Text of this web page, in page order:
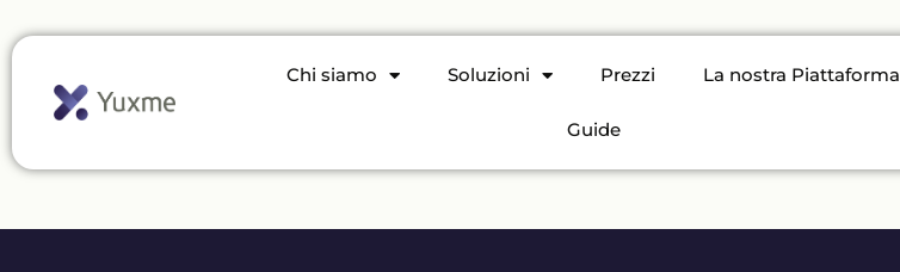
Chi siamo Soluzioni Prezzi La nostra Piattaforma
Guide